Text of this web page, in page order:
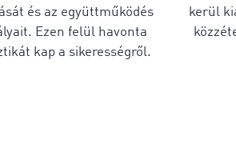
és az együttműködés
Ezen felül havonta
kap a sikerességről.
kerül